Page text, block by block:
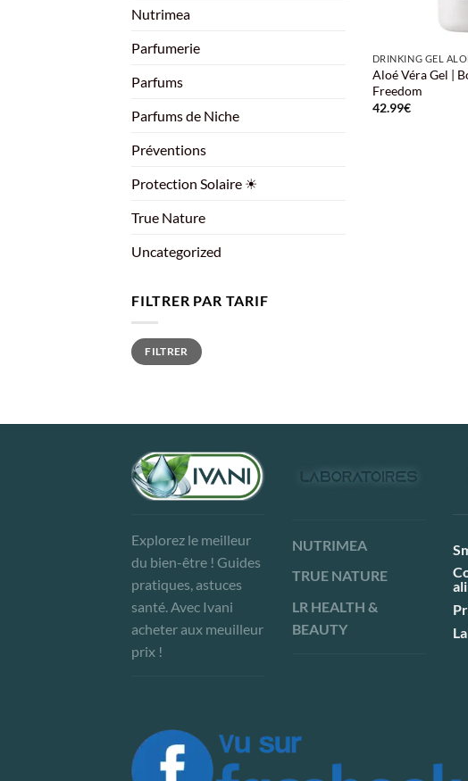
Nutrimea
Parfumerie
Parfums
Parfums de Niche
Préventions
Protection Solaire ☀
True Nature
Uncategorized
FILTRER PAR TARIF
Prix
min
Prix
maxFILTRER
DRINKING GEL
Aloé Véra Gel |
Freedom
42.99€
Explorez le meilleur
du bien-être ! Guides
pratiques, astuces
santé. Avec Ivani
acheter aux meuilleur
prix !
NUTRIMEA
TRUE NATURE
LR HEALTH &
BEAUTY